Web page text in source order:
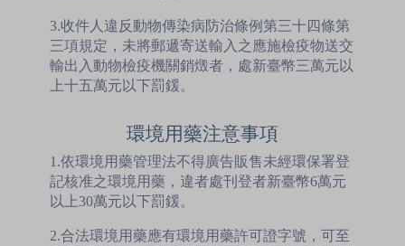
3.收件人違反動物傳染病防治條例第三十四條第
三項規定，未將郵遞寄送輸入之應施檢疫物送交
輸出入動物檢疫機關銷燬者，處新臺幣三萬元以
上十五萬元以下罰鍰。
環境用藥注意事項
1.依環境用藥管理法不得廣告販售未經環保署登
記核准之環境用藥，違者處刊登者新臺幣6萬元
以上30萬元以下罰鍰。
2.合法環境用藥應有環境用藥許可證字號，可至